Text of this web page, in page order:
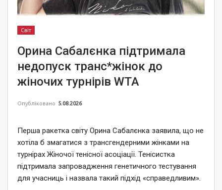
Світ
Орина Сабалєнка підтримала
недопуск транс*жінок до
жіночих турнірів WTA
Опубліковано 5.08.2026
Перша ракетка світу Орина Сабалєнка заявила, що не
хотіла б змагатися з трансгендерними жінками на
турнірах Жіночої тенісної асоціації. Тенісистка
підтримала запровадження генетичного тестування
для учасниць і назвала такий підхід «справедливим».